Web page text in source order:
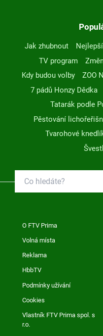
Jak zhubnout
TV program
Kdy budou volby
ZOO
7 pádů Honzy Dědka
Tatarák podle
Pěstování
Tvarohové
O FTV Prima
Volná místa
Reklama
HbbTV
Podmínky užívání
Cookies
Vlastník FTV Prima spol. s
r.o.